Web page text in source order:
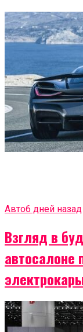
Авто6 дней назад
Взгляд в
автосалоне